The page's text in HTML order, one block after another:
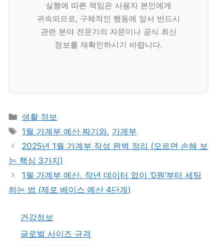
실행에 따른 책임은 사용자 본인에게
귀속되므로, 구체적인 행동에 앞서 반드시
관련 분야 전문가의 자문이나 공식 최신
정보를 재확인하시기 바랍니다.
카
테
리
생활 정보
태
그
1월 가계부 예산 짜기와, 가계부
2025년 1월 가계부 작성 완벽 정리 (모르면 손해 보
는 핵심 3가지)
1월 가계부 예산, 작년 데이터 없이 ‘0원’부터 세팅
하는 법 (제로 베이스 예산 4단계)
건강정보
글로벌 사이즈 규격